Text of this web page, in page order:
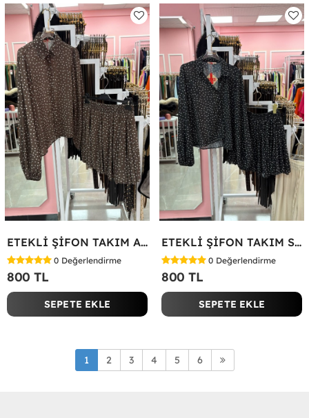
ETEKLİ ŞİFON TAKIM Acı Kahve
0 Değerlendirme
800 TL
SEPETE EKLE
ETEKLİ ŞİFON TAKIM Siyah
0 Değerlendirme
800 TL
SEPETE EKLE
1 2 3 4 5 6